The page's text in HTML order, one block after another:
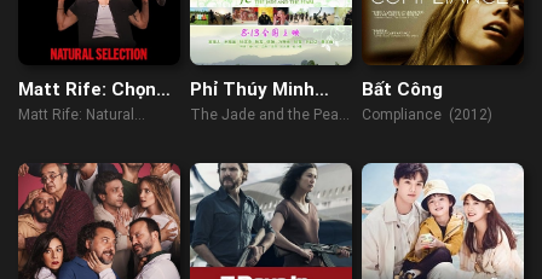
Matt Rife: Chọn
Lọc Tự Nhiên
Matt Rife: Natural
Phỉ Thúy Minh
Châu
The Jade and the Pearl
Bất Công
Compliance (2012)